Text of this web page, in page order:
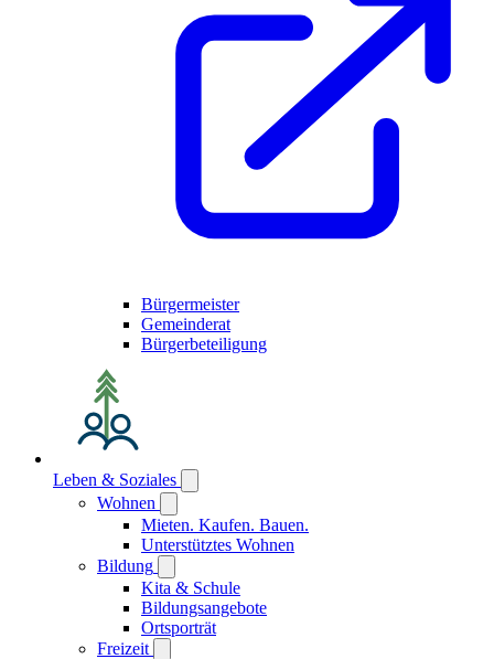
Bürgermeister
Gemeinderat
Bürgerbeteiligung
Leben & Soziales
Wohnen
Mieten. Kaufen. Bauen.
Unterstütztes Wohnen
Bildung
Kita & Schule
Bildungsangebote
Ortsporträt
Freizeit